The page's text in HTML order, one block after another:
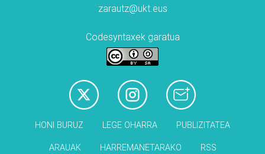
zarautz@ukt.eus
Codesyntaxek garatua
HONI BURUZ LEGE OHARRA PUBLIZITATEA
ARAUAK HARREMANETARAKO RSS